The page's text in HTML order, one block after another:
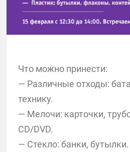
Что можно принести:
— Различные отходы:
технику.
— Мелочи: карточки,
CD/DVD.
— Стекло: банки, бутылки.